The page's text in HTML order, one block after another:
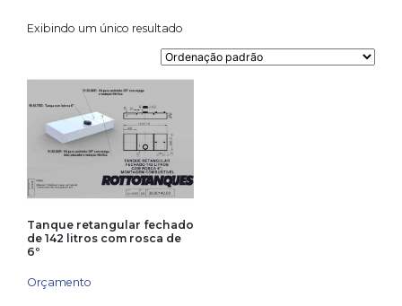
Exibindo um único resultado
Tanque retangular fechado
de 142 litros com rosca de
6º
Orçamento